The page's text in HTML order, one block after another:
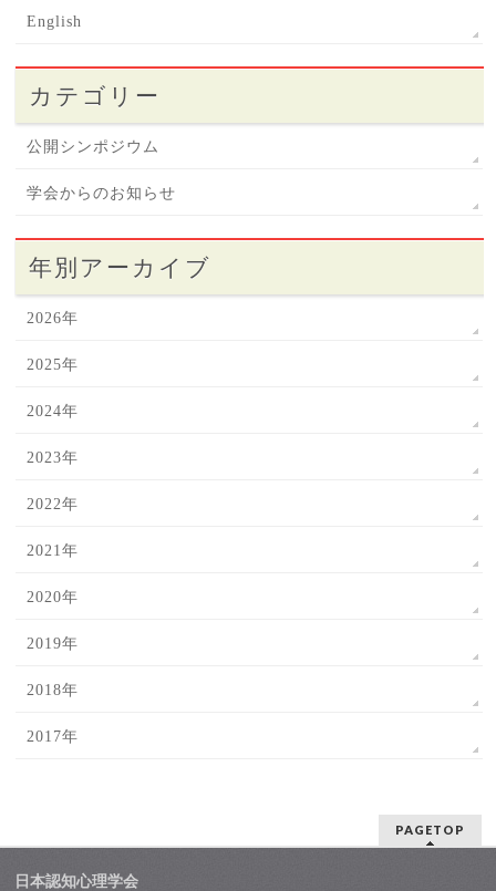
English
カテゴリー
公開シンポジウム
学会からのお知らせ
年別アーカイブ
2026年
2025年
2024年
2023年
2022年
2021年
2020年
2019年
2018年
2017年
PAGETOP
日本認知心理学会